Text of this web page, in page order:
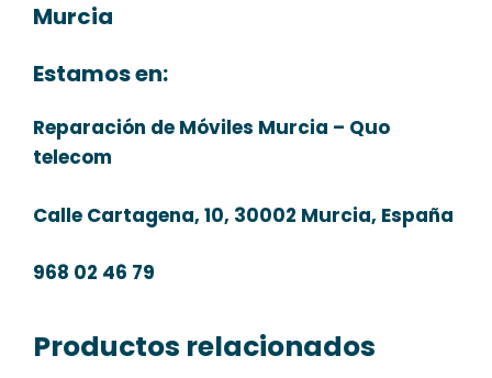
Murcia
Estamos en:
Reparación de Móviles Murcia – Quo
telecom
Calle Cartagena, 10, 30002 Murcia, España
968 02 46 79
Productos relacionados